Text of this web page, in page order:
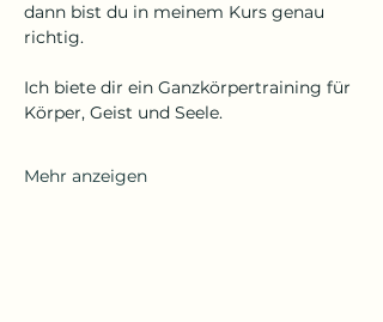
dann bist du in meinem Kurs genau
richtig.
Ich biete dir ein Ganzkörpertraining für
Körper, Geist und Seele.
Mehr anzeigen